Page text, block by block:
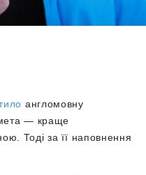
англомовну
мета — краще
Тоді за її наповнення